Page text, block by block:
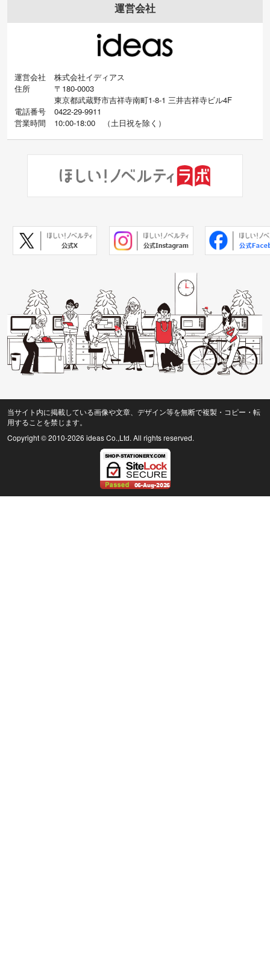
運営会社
運営会社
株式会社イディアス
住所
〒180-0003
東京都武蔵野市吉祥寺南町1-8-1 三井吉祥寺ビル4F
電話番号
0422-29-9911
営業時間
10:00-18:00 （土日祝を除く）
当サイト内に掲載している画像や文章、デザイン等を無断で複製・コピー・転
用することを禁じます。
Copyright © 2010-2026 ideas Co.,Ltd. All rights reserved.